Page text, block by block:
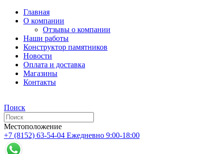
Главная
О компании
Отзывы о компании
Наши работы
Конструктор памятников
Новости
Оплата и доставка
Магазины
Контакты
Поиск
Местоположение
+7 (8152) 63-54-04 Ежедневно 9:00-18:00